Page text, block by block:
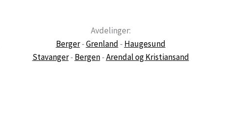
Avdelinger:
Berger-Grenland - Haugesund
Stavanger- Bergen-Arendal og Kristiansand